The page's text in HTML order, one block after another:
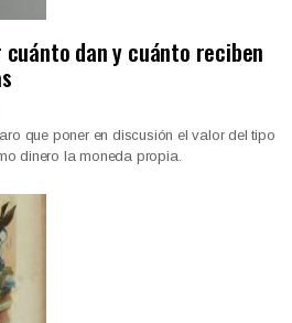
dan y cuánto reciben
que poner en discusión el valor del tipo
dinero la moneda propia.